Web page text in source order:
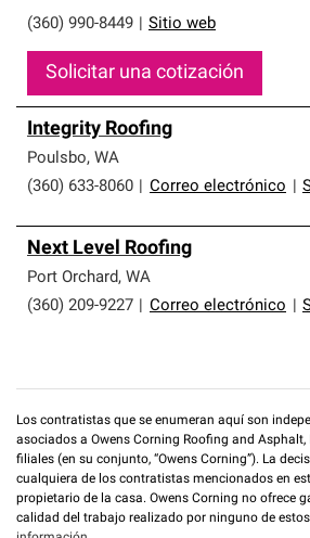
(360) 990-8449 Sitio web
Solicitar una cotización
Integrity Roofing
Poulsbo, WA
(360) 633-8060
Correo electrónico
Next Level Roofing
Port Orchard, WA
(360) 209-9227
Correo electrónico
Los contratistas que se enumeran aquí son
asociados a Owens Corning Roofing and Asphalt,
filiales (en su conjunto, “Owens Corning”). La
cualquiera de los contratistas mencionados en
propietario de la casa. Owens Corning no ofrece
calidad del trabajo realizado por ninguno de